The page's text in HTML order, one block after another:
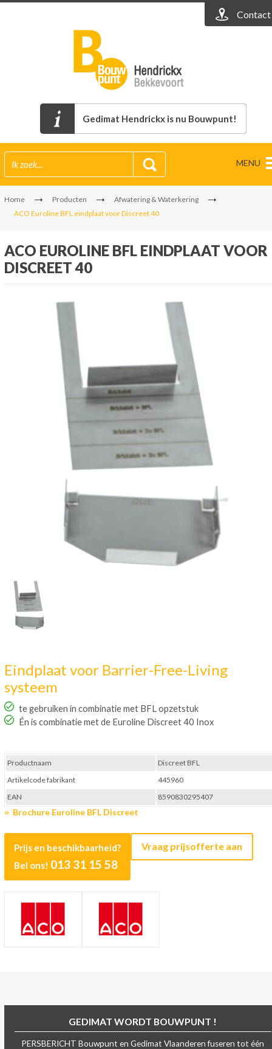
Contact
Gedimat Hendrickx is nu Bouwpunt!
MENU
Home Producten
Afwatering & Waterkering
ACO Euroline BFL eindplaat voor Discreet 40
ACO EUROLINE BFL EINDPLAAT VOOR
DISCREET 40
Eindplaat voor Barrier-Free-Living
systeem
te gebruiken in combinatie met BFL opzetstuk
Én is combinatie met de Euroline Discreet 40 Inox
Brochure Euroline BFL Discreet
Prijs en beschikbaarheid?
Bel ons! 013 31 15 58
Vraag prijsofferte aan
Productnaam
Discreet BFL
Artikelcode fabrikant
445960
EAN
8590830295407
GEDIMAT WORDT BOUWPUNT !
PERSBERICHT Bouwpunt en Gedimat Vlaanderen fuseren tot één